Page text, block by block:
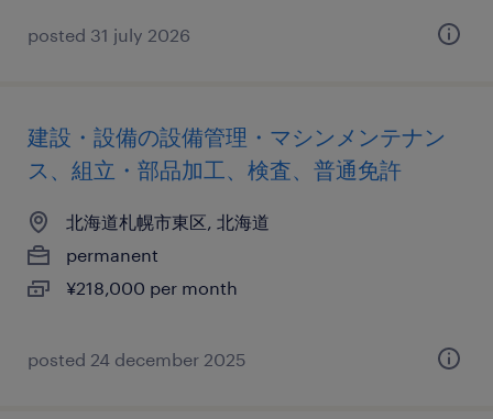
posted 31 july 2026
建設・設備の設備管理・マシンメンテナン
ス、組立・部品加工、検査、普通免許
北海道札幌市東区, 北海道
permanent
¥218,000 per month
posted 24 december 2025